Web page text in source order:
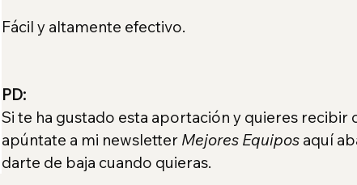
Fácil y altamente efectivo.
PD:
Si te ha gustado esta aportación y quieres recibir
apúntate a mi newsletter Mejores Equipos aquí
darte de baja cuando quieras.